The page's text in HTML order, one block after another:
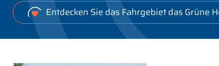
Entdecken Sie das Fahrgebiet das Grüne